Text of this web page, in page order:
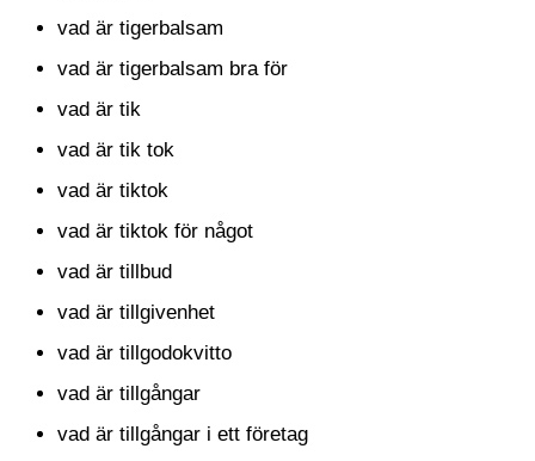
vad är tigerbalsam
vad är tigerbalsam bra för
vad är tik
vad är tik tok
vad är tiktok
vad är tiktok för något
vad är tillbud
vad är tillgivenhet
vad är tillgodokvitto
vad är tillgångar
vad är tillgångar i ett företag